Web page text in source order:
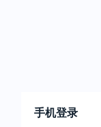
手机登录